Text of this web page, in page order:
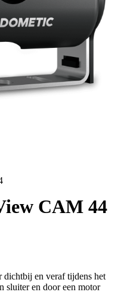
CAM 44
dichtbij en veraf tijdens het
sluiter en door een motor